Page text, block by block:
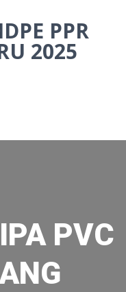
PPR
2025
PVC